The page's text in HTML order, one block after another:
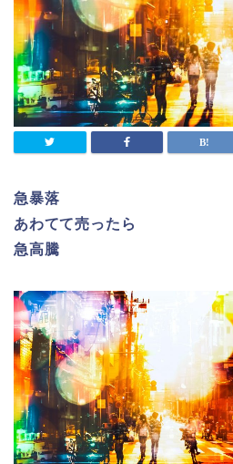
急暴落
あわてて売ったら
急高騰